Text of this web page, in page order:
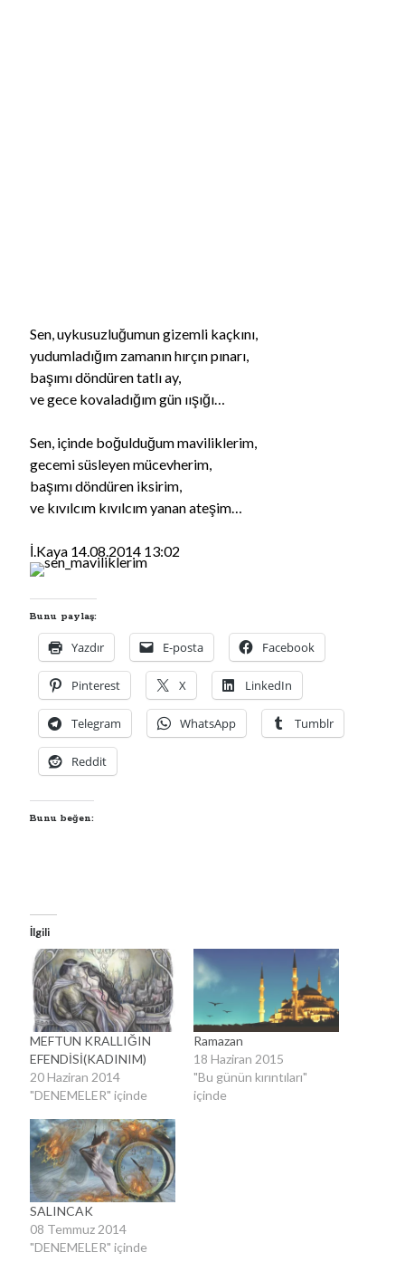
Video
oynatıcı
Sen, uykusuzluğumun gizemli kaçkını,
yudumladığım zamanın hırçın pınarı,
başımı döndüren tatlı ay,
ve gece kovaladığım gün ıışığı…
Sen, içinde boğulduğum maviliklerim,
gecemi süsleyen mücevherim,
başımı döndüren iksirim,
ve kıvılcım kıvılcım yanan ateşim…
İ.Kaya 14.08.2014 13:02
Bunu paylaş:
Yazdır E-posta Facebook
Pinterest X LinkedIn
Telegram WhatsApp Tumblr
Reddit
Bunu beğen:
İlgili
MEFTUN KRALLIĞIN
EFENDİSİ(KADINIM)
20 Haziran 2014
"DENEMELER" içinde
Ramazan
18 Haziran 2015
"Bu günün kırıntıları"
içinde
SALINCAK
08 Temmuz 2014
"DENEMELER" içinde